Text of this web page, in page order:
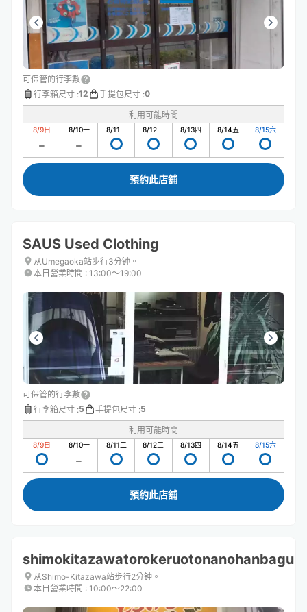
可保管的行李數
行李箱尺寸 :12 手提包尺寸 :0
利用可能時間
8/9日 8/10一 8/11二 8/12三 8/13四 8/14五 8/15六
預約此店舖
SAUS Used Clothing
从Umegaoka站步行3分钟。
本日營業時間 : 13:00〜19:00
可保管的行李數
行李箱尺寸 :5 手提包尺寸 :5
利用可能時間
8/9日 8/10一 8/11二 8/12三 8/13四 8/14五 8/15六
預約此店舖
shimokitazawatorokeruotonanohanbagu
从Shimo-Kitazawa站步行2分钟。
本日營業時間 : 10:00〜22:00